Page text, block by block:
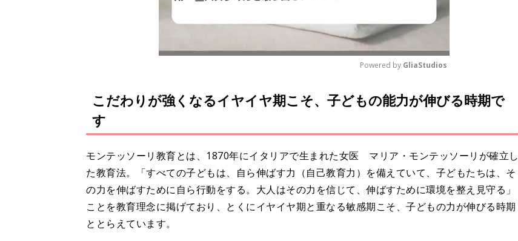
M
t
Powered by GliaStudios
こだわりが強くなるイヤイヤ期こそ、子どもの能力が伸びる時期で
す
モンテッソーリ教育とは、1870年にイタリアで生まれた女医 マリア・モンテッソーリが確立し
た教育法。「すべての子どもは、自ら伸ばす力（自己教育力）を備えていて、子どもたちは、そ
の力を伸ばすために自ら行動をする。大人はその力を信じて、伸ばすために環境を整え見守る」
ことを教育理念に掲げており、とくにイヤイヤ期と重なる敏感期こそ、子どもの力が伸びる時期
ととらえています。